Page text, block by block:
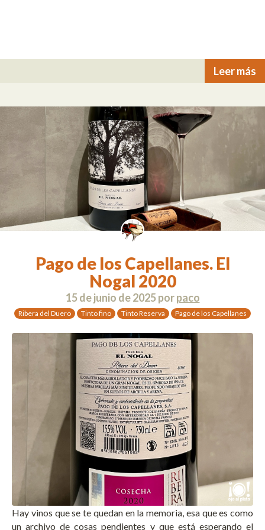
Leer más
Pago de los Capellanes. El
Nogal 2020
15 de junio de 2025porpaco
Ribera del Duero Tinto fino Tinto Reserva Pago de los Capellanes
Hay vinos que se te quedan en la memoria, esa que es como
un archivo de cosas pendientes y que está esperando el